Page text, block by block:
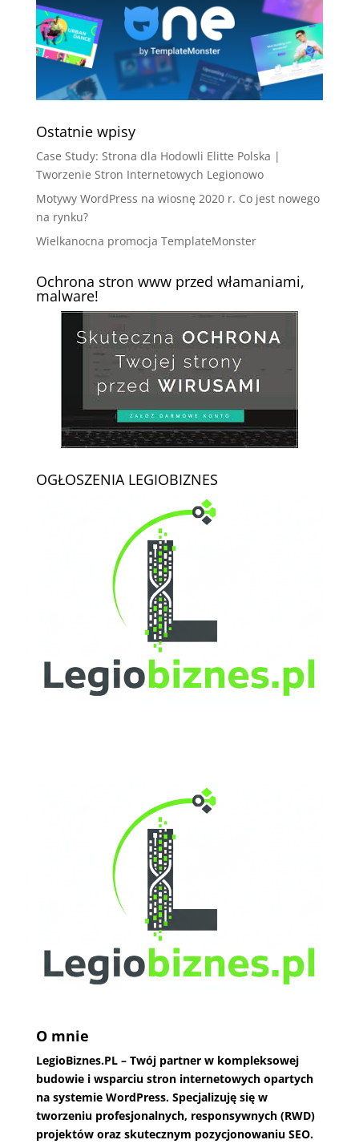
Ostatnie wpisy
Case Study: Strona dla Hodowli Elitte Polska |
Tworzenie Stron Internetowych Legionowo
Motywy WordPress na wiosnę 2020 r. Co jest nowego
na rynku?
Wielkanocna promocja TemplateMonster
Ochrona stron www przed włamaniami,
malware!
OGŁOSZENIA LEGIOBIZNES
O mnie
LegioBiznes.PL– Twój partner w kompleksowej
budowie i wsparciu stron internetowych opartych
na systemie WordPress. Specjalizuję się w
tworzeniu profesjonalnych, responsywnych (RWD)
projektów oraz skutecznym pozycjonowaniu SEO.